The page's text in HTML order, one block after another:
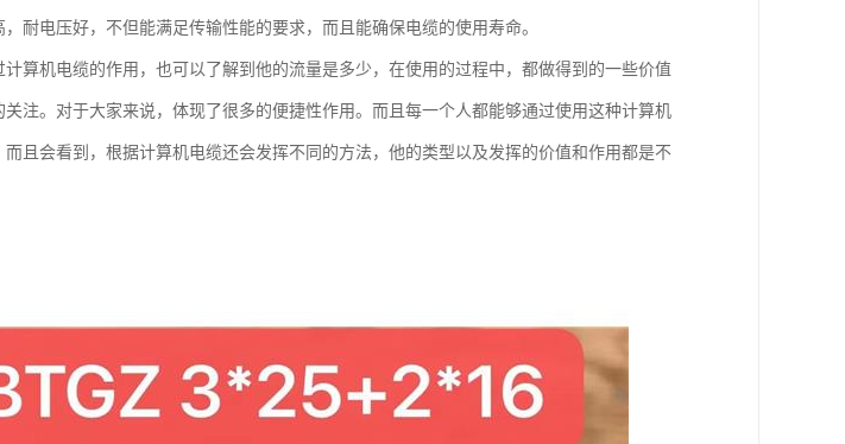
耐电压好，不但能满足传输性能的要求，而且能确保电缆的使用寿命。
算机电缆的作用，也可以了解到他的流量是多少，在使用的过程中，都做得到的一些价值
注。对于大家来说，体现了很多的便捷性作用。而且每一个人都能够通过使用这种计算机
且会看到，根据计算机电缆还会发挥不同的方法，他的类型以及发挥的价值和作用都是不